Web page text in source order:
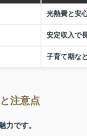
光熱費と安
安定収入で
子育て期な
注意点
力です。